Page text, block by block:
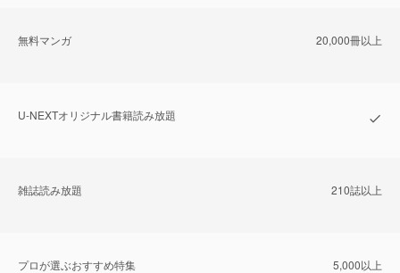
無料マンガ 20,000冊以上
U-NEXTオリジナル書籍読み放題
雑誌読み放題 210誌以上
プロが選ぶおすすめ特集 5,000以上